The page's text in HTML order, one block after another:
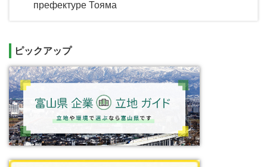
префектуре Тояма
ピックアップ